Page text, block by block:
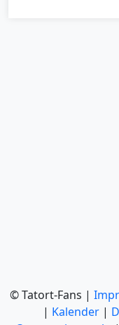
© Tatort-Fans |
| Kalender |